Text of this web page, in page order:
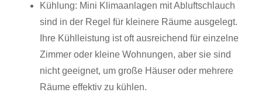
Kühlung: Mini Klimaanlagen mit Abluftschlauch
sind in der Regel für kleinere Räume ausgelegt.
Ihre Kühlleistung ist oft ausreichend für einzelne
Zimmer oder kleine Wohnungen, aber sie sind
nicht geeignet, um große Häuser oder mehrere
Räume effektiv zu kühlen.